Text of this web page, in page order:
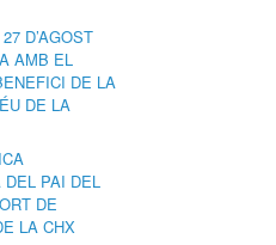
D’AGOST
AMB EL
DE LA
DE LA
DEL PAI DEL
DE
LA CHX